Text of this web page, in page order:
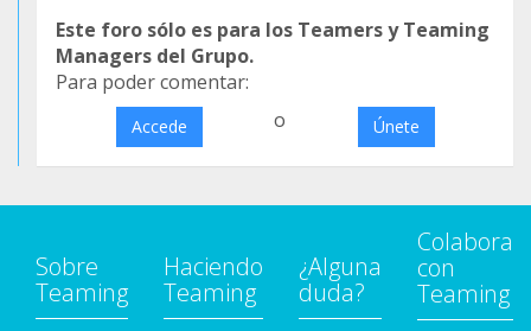
Este foro sólo es para los Teamers y Teaming
Managers del Grupo.
Para poder comentar:
Accede o Únete
Sobre
Teaming
Haciendo
Teaming
¿Alguna
duda?
Colabora
con
Teaming